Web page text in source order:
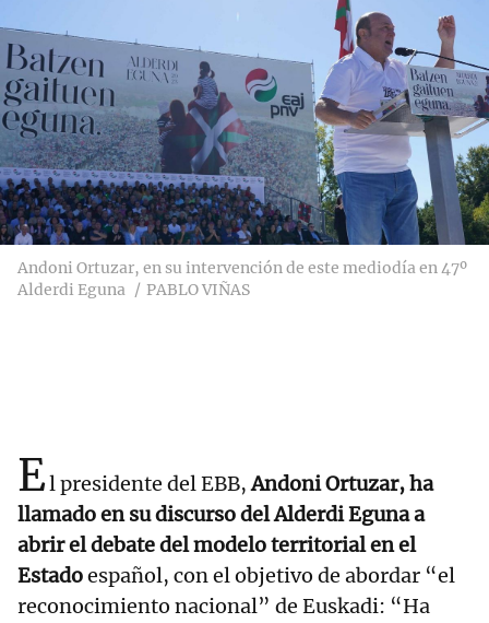
Andoni Ortuzar, en su intervención de este mediodía en 47º
Alderdi Eguna
PABLO VIÑAS
El presidente del EBB,Andoni Ortuzar, ha
llamado en su discurso del Alderdi Eguna a
abrir el debate del modelo territorial en el
Estadoespañol, con el objetivo de abordar “el
reconocimiento nacional” de Euskadi: “Ha